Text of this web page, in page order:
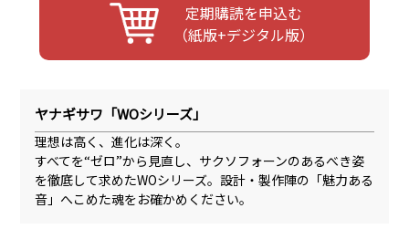
定期購読を申込む
（紙版+デジタル版）
ヤナギサワ「WOシリーズ」
理想は高く、進化は深く。
すべてを“ゼロ”から見直し、サクソフォーンのあるべき姿
を徹底して求めたWOシリーズ。設計・製作陣の「魅力ある
音」へこめた魂をお確かめください。